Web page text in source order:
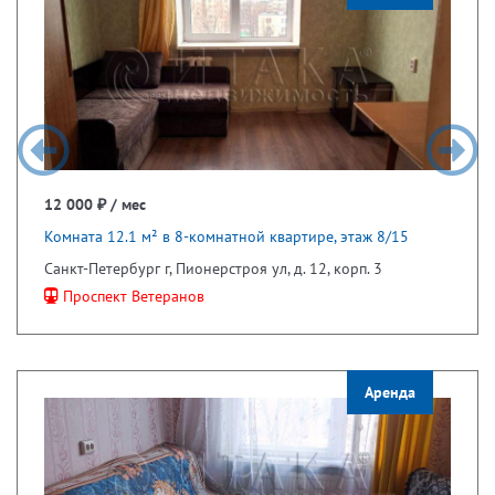
12 000 ₽ / мес
Комната 12.1 м² в 8-комнатной квартире, этаж 8/15
Санкт-Петербург г, Пионерстроя ул, д. 12, корп. 3
Проспект Ветеранов
Аренда